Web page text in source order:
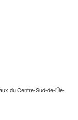
du Centre-Sud-de-l’Île-